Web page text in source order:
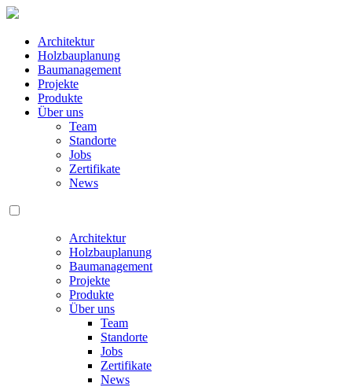
Architektur
Holzbauplanung
Baumanagement
Projekte
Produkte
Über uns
Team
Standorte
Jobs
Zertifikate
News
Architektur
Holzbauplanung
Baumanagement
Projekte
Produkte
Über uns
Team
Standorte
Jobs
Zertifikate
News